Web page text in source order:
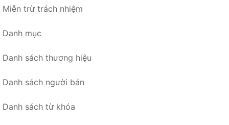
Miễn trừ trách nhiệm
Danh mục
Danh sách thương hiệu
Danh sách người bán
Danh sách từ khóa